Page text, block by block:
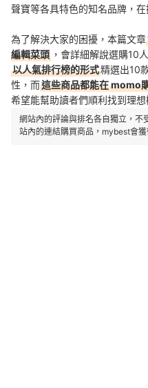
聲寶等各具特色的知名品牌，
為了解決大家的困擾，本篇文章
編輯菜頭 ，會詳細解說選購10
以人氣排行榜的形式精選出10
性，而這些商品都能在 momo
希望能幫助讀者們順利找到理
網站內的評論與排名各自獨立，不
站內的連結購買商品，mybest會獲